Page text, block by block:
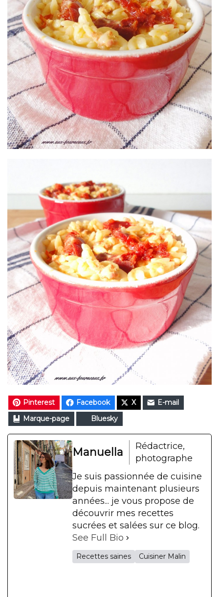
Pinterest Facebook X
E-mail
Marque-page
Bluesky
Manuella
Rédactrice,
photographe
Je suis passionnée de cuisine
depuis maintenant plusieurs
années... je vous propose de
découvrir mes recettes
sucrées et salées sur ce blog.
See Full Bio
Recettes saines Cuisiner Malin